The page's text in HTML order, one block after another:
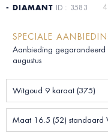
- DIAMANT ID : 3583
SPECIALE
Aanbieding
augustus
Witgoud 9 karaat (375)
Maat 16.5 (52) standaard